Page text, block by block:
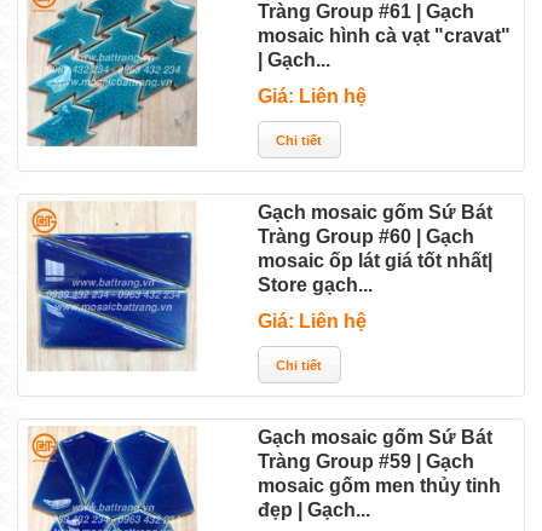
Tràng Group #61 | Gạch
mosaic hình cà vạt "cravat"
| Gạch...
Giá: Liên hệ
Gạch mosaic gốm Sứ Bát
Tràng Group #60 | Gạch
mosaic ốp lát giá tốt nhất|
Store gạch...
Giá: Liên hệ
Gạch mosaic gốm Sứ Bát
Tràng Group #59 | Gạch
mosaic gốm men thủy tinh
đẹp | Gạch...